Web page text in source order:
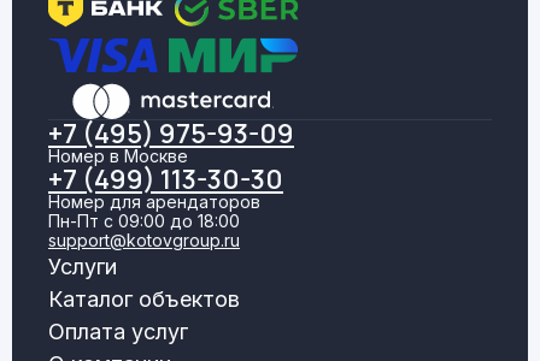
+7 (495) 975-93-09
Номер в Москве
+7 (499) 113-30-30
Номер для арендаторов
Пн-Пт с 09:00 до 18:00
support@kotovgroup.ru
Услуги
Каталог объектов
Оплата услуг